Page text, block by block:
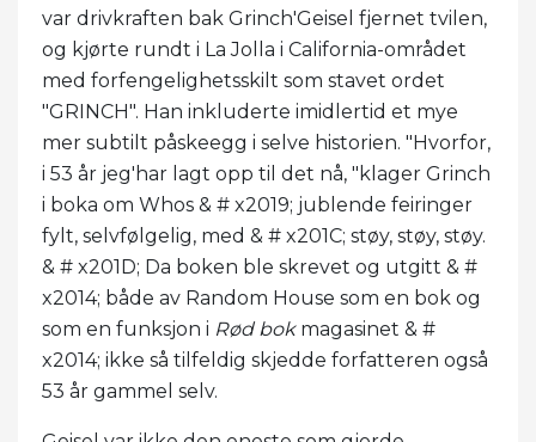
var drivkraften bak Grinch'Geisel fjernet tvilen,
og kjørte rundt i La Jolla i California-området
med forfengelighetsskilt som stavet ordet
"GRINCH". Han inkluderte imidlertid et mye
mer subtilt påskeegg i selve historien. "Hvorfor,
i 53 år jeg'har lagt opp til det nå, "klager Grinch
i boka om Whos & # x2019; jublende feiringer
fylt, selvfølgelig, med & # x201C; støy, støy, støy.
& # x201D; Da boken ble skrevet og utgitt & #
x2014; både av Random House som en bok og
som en funksjon i Rød bokmagasinet & #
x2014; ikke så tilfeldig skjedde forfatteren også
53 år gammel selv.